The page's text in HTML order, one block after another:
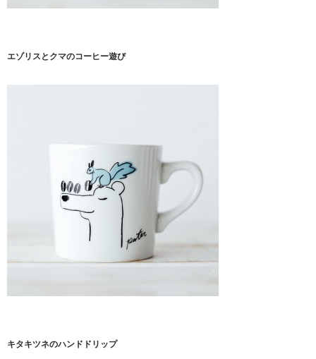
エゾリスとクマのコーヒー遊び
キタキツネのハンドドリップ